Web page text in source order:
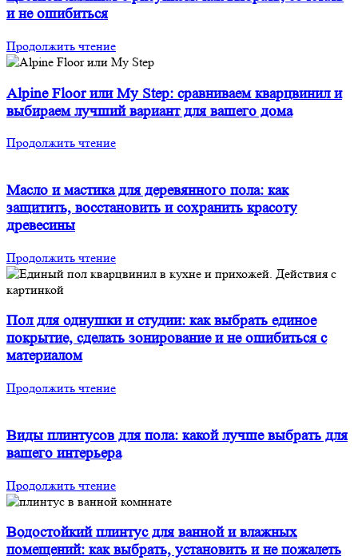
и не ошибиться
Продолжить чтение
Alpine Floor или My Step: сравниваем кварцвинил и
выбираем лучший вариант для вашего дома
Продолжить чтение
Масло и мастика для деревянного пола: как
защитить, восстановить и сохранить красоту
древесины
Продолжить чтение
Пол для однушки и студии: как выбрать единое
покрытие, сделать зонирование и не ошибиться с
материалом
Продолжить чтение
Виды плинтусов для пола: какой лучше выбрать для
вашего интерьера
Продолжить чтение
Водостойкий плинтус для ванной и влажных
помещений: как выбрать, установить и не пожалеть